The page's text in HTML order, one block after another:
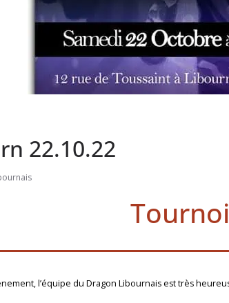
22.10.22
l’équipe du Dragon Libournais est très